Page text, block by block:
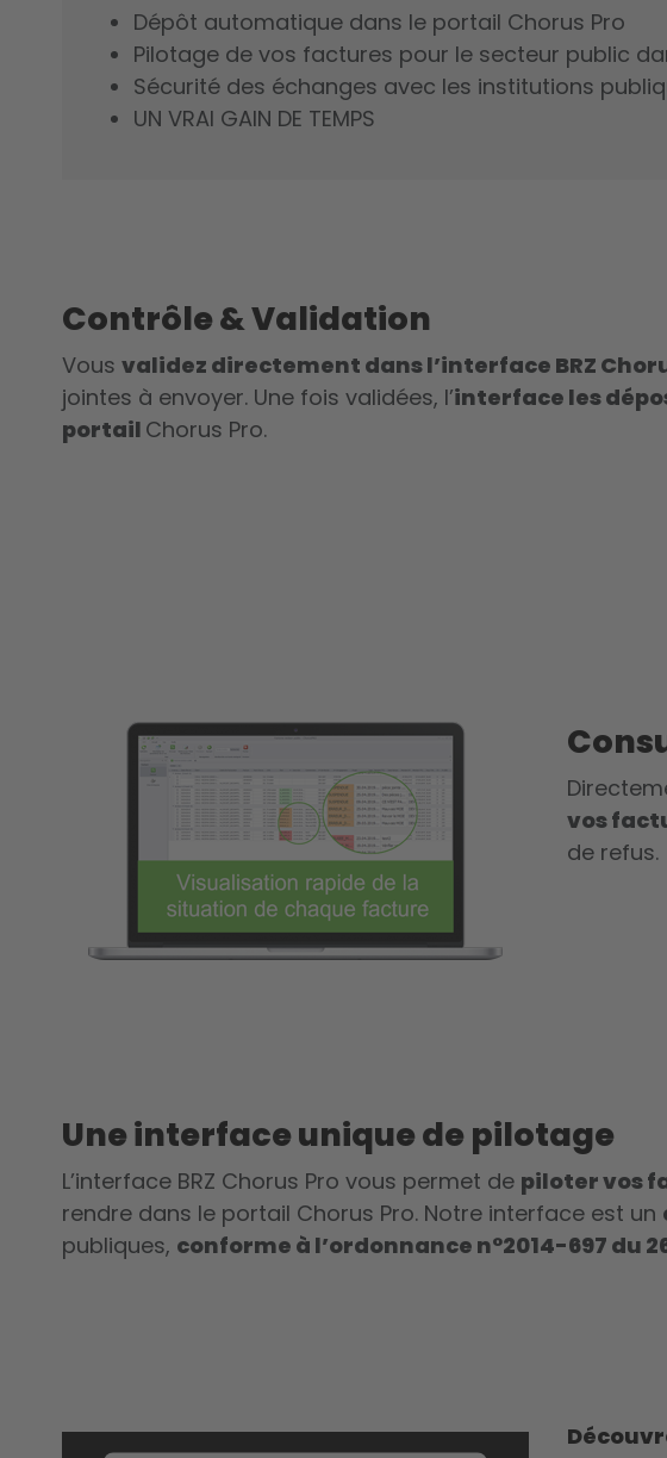
Dépôt automatique dans le portail Chorus Pro
Pilotage de vos factures pour le secteur public
Sécurité des échanges avec les institutions
UN VRAI GAIN DE TEMPS
Contrôle & Validation
Vous validez directement dans l’interface BRZ
jointes à envoyer. Une fois validées, l’interface les
portail Chorus Pro.
vos
de refus.
Une interface unique de pilotage
L’interface BRZ Chorus Pro vous permet de piloter vos
rendre dans le portail Chorus Pro. Notre interface est un
publiques, conforme à l’ordonnance n°2014-697 du